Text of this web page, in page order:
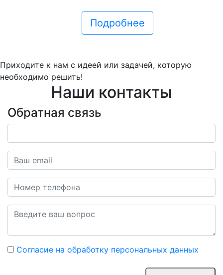
Подробнее
Приходите к нам с идеей или задачей, которую
необходимо решить!
Наши контакты
Обратная связь
Согласие на обработку персональных данных